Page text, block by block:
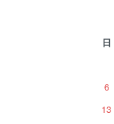
日
6
13